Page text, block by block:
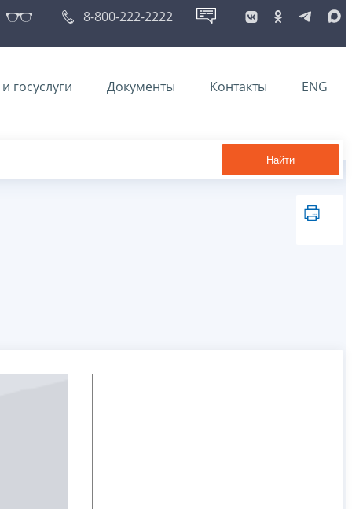
8-800-222-2222
госуслуги Документы Контакты ENG
Найти